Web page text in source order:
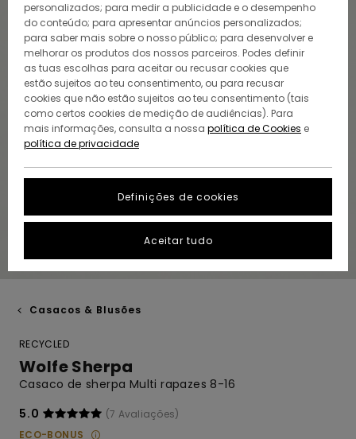
Casacos & Blusões
RECYCLED
Wolfe Sherpa
Casaco de sherpa Multi rapazes 8-16
5.0
(7 Avaliações)
ECO-BONUS
personalizados; para medir a publicidade e o desempenho
do conteúdo; para apresentar anúncios personalizados;
para saber mais sobre o nosso público; para desenvolver e
melhorar os produtos dos nossos parceiros. Podes definir
as tuas escolhas para aceitar ou recusar cookies que
estão sujeitos ao teu consentimento, ou para recusar
cookies que não estão sujeitos ao teu consentimento (tais
como certos cookies de medição de audiências). Para
mais informações, consulta a nossa política de Cookies e
política de privacidade
Definições de cookies
Aceitar tudo